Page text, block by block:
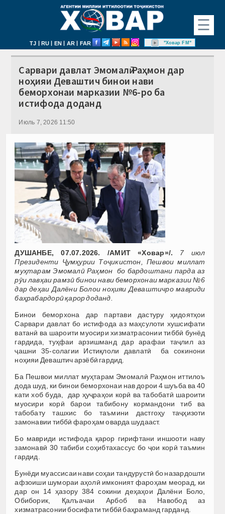
☰
TJ | RU | EN | AR | FAR "Ховар FM"
Сарвари давлат Эмомалӣ Раҳмон дар
ноҳияи Деваштич бинои нави
беморхонаи марказии №6-ро ба
истифода доданд
Июль 7, 2026 11:50
ДУШАНБЕ, 07.07.2026. /АМИТ «Ховар»/. 7 июл
Президенти Ҷумҳурии Тоҷикистон, Пешвои миллат
муҳтарам Эмомалӣ Раҳмон бо бардоштани парда аз
рӯи лавҳаи рамзӣ бинои нави беморхонаи марказии №6
дар деҳаи Далёни Болои ноҳияи Деваштичро мавриди
баҳрабардорӣ қарор доданд.
Бинои беморхона дар партави дастуру ҳидоятҳои
Сарвари давлат бо истифода аз маҳсулоти хушсифати
ватанӣ ва шароити муосири хизматрасонии тиббӣ бунёд
гардида, туҳфаи арзишманд дар арафаи таҷлил аз
ҷашни 35-солагии Истиқлоли давлатӣ ба сокинони
ноҳияи Деваштич арзёбӣ гардид.
Ба Пешвои миллат муҳтарам Эмомалӣ Раҳмон иттилоъ
дода шуд, ки бинои беморхонаи нав дорои 4 шуъба ва 40
кати хоб буда, дар ҳуҷраҳои корӣ ва табобатӣ шароити
муосири корӣ барои табибону кормандони тиб ва
табобату ташхис бо таъмини дастгоҳу таҷҳизоти
замонавии тиббӣ фароҳам оварда шудааст.
Бо мавриди истифода қарор гирифтани иншооти наву
замонавӣ 30 табиби соҳибтахассус бо ҷои корӣ таъмин
гардид.
Бунёди муассисаи нави соҳаи тандурустӣ бо назардошти
афзоиши шумораи аҳолӣ имконият фароҳам меорад, ки
дар он 14 ҳазору 384 сокини деҳаҳои Далёни Боло,
Обиборик, Қалъачаи Арбоб ва Навобод аз
хизматрасонии босифати тиббӣ баҳраманд гарданд.